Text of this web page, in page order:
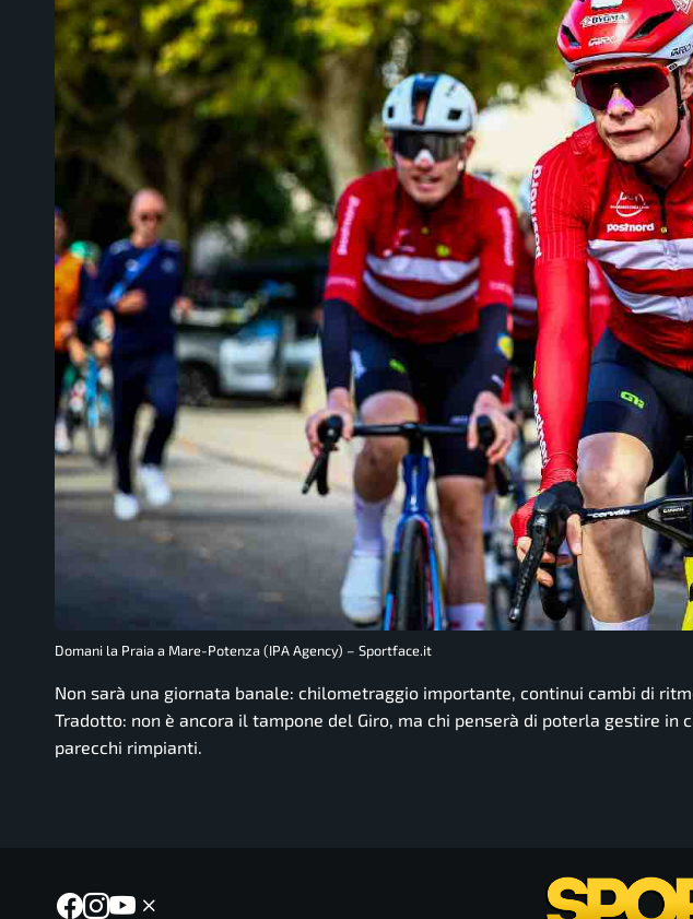
Domani la Praia a Mare-Potenza (IPA Agency) – Sportface.it
Non sarà una giornata banale: chilometraggio importante, continui cambi di
Tradotto: non è ancora il tampone del Giro, ma chi penserà di poterla gestire in
parecchi rimpianti.